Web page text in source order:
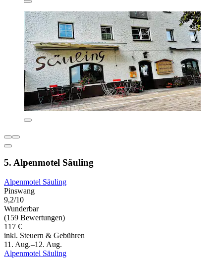
5. Alpenmotel Säuling
Alpenmotel Säuling
Pinswang
9,2/10
Wunderbar
(159 Bewertungen)
117 €
inkl. Steuern & Gebühren
11. Aug.–12. Aug.
Alpenmotel Säuling